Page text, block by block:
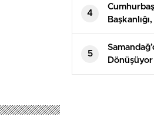
reaksiyon
4
Bülteni’nin
yayımladı
5
Dönüşüyor